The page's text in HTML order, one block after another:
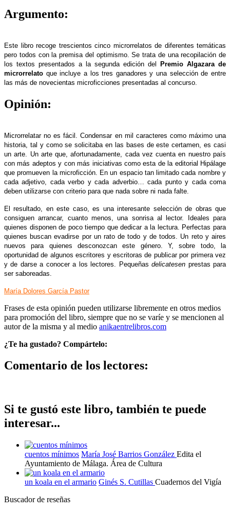
Argumento:
Este libro recoge trescientos cinco microrrelatos de diferentes temáticas
pero todos con la premisa del optimismo. Se trata de una recopilación de
los textos presentados a la segunda edición del Premio Algazara de
microrrelato que incluye a los tres ganadores y una selección de entre
las más de novecientas microficciones presentadas al concurso.
Opinión:
Microrrelatar no es fácil. Condensar en mil caracteres como máximo una
historia, tal y como se solicitaba en las bases de este certamen, es casi
un arte. Un arte que, afortunadamente, cada vez cuenta en nuestro país
con más adeptos y con más iniciativas como esta de la editorial Hipálage
que promueven la microficción. En un espacio tan limitado cada nombre y
cada adjetivo, cada verbo y cada adverbio… cada punto y cada coma
deben utilizarse con criterio para que nada sobre ni nada falte.
El resultado, en este caso, es una interesante selección de obras que
consiguen arrancar, cuanto menos, una sonrisa al lector. Ideales para
quienes disponen de poco tiempo que dedicar a la lectura. Perfectas para
quienes buscan evadirse por un rato de todo y de todos. Un reto y aires
nuevos para quienes desconozcan este género. Y, sobre todo, la
oportunidad de algunos escritores y escritoras de publicar por primera vez
y de darse a conocer a los lectores. Pequeñasdelicatesen prestas para
ser saboreadas.
María Dolores García Pastor
Frases de esta opinión pueden utilizarse libremente en otros medios
para promoción del libro, siempre que no se varíe y se mencionen al
autor de la misma y al medio anikaentrelibros.com
¿Te ha gustado? Compártelo:
Comentario de los lectores:
Si te gustó este libro, también te puede
interesar...
cuentos mínimos María José Barrios González Edita el
Ayuntamiento de Málaga. Área de Cultura
un koala en el armario Ginés S. Cutillas Cuadernos del Vigía
Buscador de reseñas